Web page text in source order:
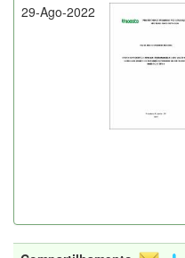
29-Ago-2022